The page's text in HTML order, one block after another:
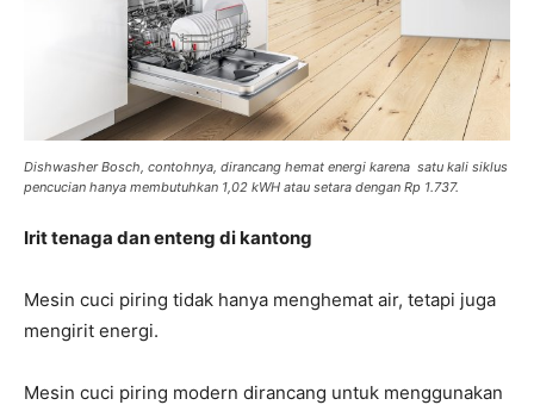
Dishwasher Bosch, contohnya, dirancang hemat energi karena satu kali siklus
pencucian hanya membutuhkan 1,02 kWH atau setara dengan Rp 1.737.
Irit tenaga dan enteng di kantong
Mesin cuci piring tidak hanya menghemat air, tetapi juga
mengirit energi.
Mesin cuci piring modern dirancang untuk menggunakan